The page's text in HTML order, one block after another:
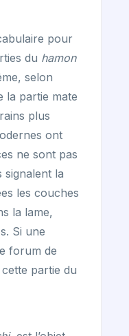
pour
du hamon
selon
la partie mate
plus
ont
ne sont pas
signalent la
les couches
la lame,
Si une
forum de
partie du